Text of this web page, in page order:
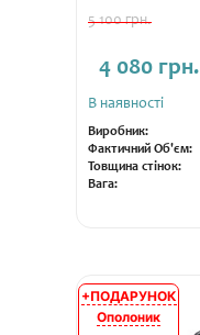
5 100 грн.
4 080 грн.
В наявності
Виробник:
Фактичний Об'єм:
Товщина стінок:
Вага:
АКЦІЯ
+ПОДАРУНОК
Ополоник